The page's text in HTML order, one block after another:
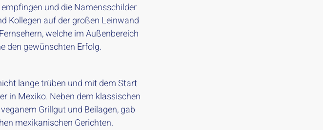
und die Namensschilder
Kollegen auf der großen Leinwand
welche im Außenbereich
den gewünschten Erfolg.
lange trüben und mit dem Start
in Mexiko. Neben dem klassischen
Grillgut und Beilagen, gab
mexikanischen Gerichten.